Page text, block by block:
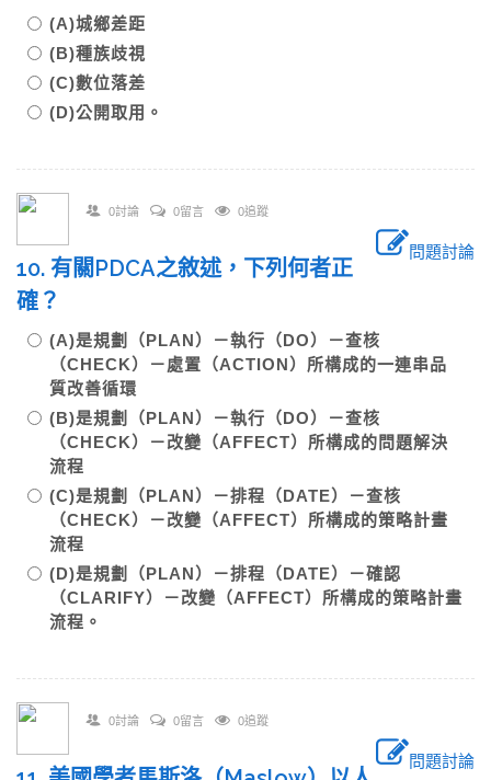
(A)城鄉差距
(B)種族歧視
(C)數位落差
(D)公開取用。
0討論 0留言 0追蹤
問題討論
10. 有關PDCA之敘述，下列何者正
確？
(A)是規劃（PLAN）－執行（DO）－查核
（CHECK）－處置（ACTION）所構成的一連串品
質改善循環
(B)是規劃（PLAN）－執行（DO）－查核
（CHECK）－改變（AFFECT）所構成的問題解決
流程
(C)是規劃（PLAN）－排程（DATE）－查核
（CHECK）－改變（AFFECT）所構成的策略計畫
流程
(D)是規劃（PLAN）－排程（DATE）－確認
（CLARIFY）－改變（AFFECT）所構成的策略計畫
流程。
0討論 0留言 0追蹤
問題討論